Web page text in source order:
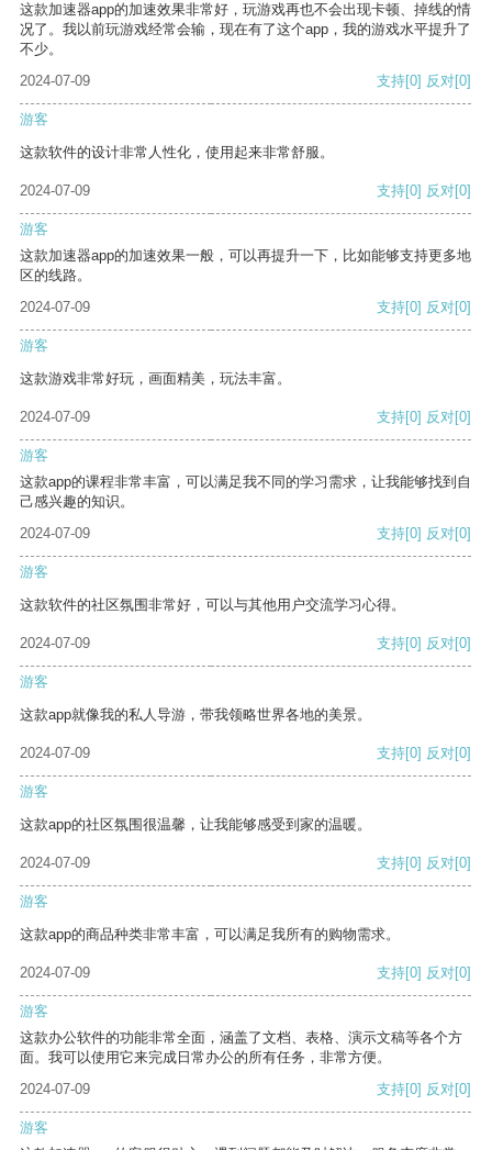
这款加速器app的加速效果非常好，玩游戏再也不会出现卡顿、掉线的情
况了。我以前玩游戏经常会输，现在有了这个app，我的游戏水平提升了
不少。
2024-07-09
支持[0] 反对[0]
游客
这款软件的设计非常人性化，使用起来非常舒服。
2024-07-09 支持[0] 反对[0]
游客
这款加速器app的加速效果一般，可以再提升一下，比如能够支持更多地
区的线路。
2024-07-09
支持[0] 反对[0]
游客
这款游戏非常好玩，画面精美，玩法丰富。
2024-07-09 支持[0] 反对[0]
游客
这款app的课程非常丰富，可以满足我不同的学习需求，让我能够找到自
己感兴趣的知识。
2024-07-09
支持[0] 反对[0]
游客
这款软件的社区氛围非常好，可以与其他用户交流学习心得。
2024-07-09 支持[0] 反对[0]
游客
这款app就像我的私人导游，带我领略世界各地的美景。
2024-07-09 支持[0] 反对[0]
游客
这款app的社区氛围很温馨，让我能够感受到家的温暖。
2024-07-09 支持[0] 反对[0]
游客
这款app的商品种类非常丰富，可以满足我所有的购物需求。
2024-07-09 支持[0] 反对[0]
游客
这款办公软件的功能非常全面，涵盖了文档、表格、演示文稿等各个方
面。我可以使用它来完成日常办公的所有任务，非常方便。
2024-07-09
支持[0] 反对[0]
游客